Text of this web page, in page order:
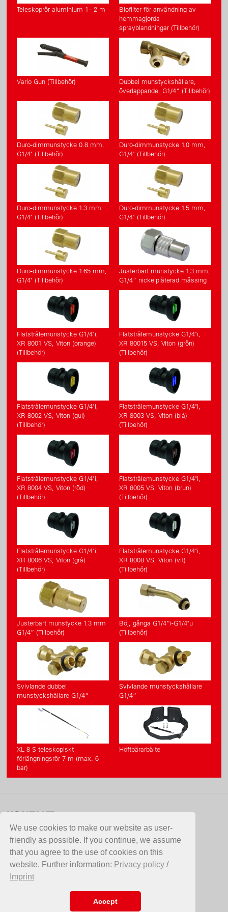
We use cookies to make our website as user-
friendly as possible. If you continue, we assume
that you agree to the use of cookies on this
website. Further information: Privacy policy /
Imprint
Accept
Teleskoprör aluminium 1 - 2 m
Biofilter för användning av
hemmagjorda
sprayblandningar (Tillbehör)
Vario Gun (Tillbehör)
Dubbel munstyckshållare,
överlappande, G1/4“ (Tillbehör)
Duro-dimmunstycke 0.8 mm,
G1/4" (Tillbehör)
Duro-dimmunstycke 1.0 mm,
G1/4" (Tillbehör)
Duro-dimmunstycke 1.3 mm,
G1/4" (Tillbehör)
Duro-dimmunstycke 1.5 mm,
G1/4" (Tillbehör)
Duro-dimmunstycke 1.65 mm,
G1/4" (Tillbehör)
Justerbart munstycke 1.3 mm,
G1/4“ nickelpläterad mässing
Flatstrålemunstycke G1/4"i,
XR 8001 VS, Viton (orange)
(Tillbehör)
Flatstrålemunstycke G1/4"i,
XR 80015 VS, Viton (grön)
(Tillbehör)
Flatstrålemunstycke G1/4"i,
XR 8002 VS, Viton (gul)
(Tillbehör)
Flatstrålemunstycke G1/4"i,
XR 8003 VS, Viton (blå)
(Tillbehör)
Flatstrålemunstycke G1/4"i,
XR 8004 VS, Viton (röd)
(Tillbehör)
Flatstrålemunstycke G1/4"i,
XR 8005 VS, Viton (brun)
(Tillbehör)
Flatstrålemunstycke G1/4"i,
XR 8006 VS, Viton (grå)
(Tillbehör)
Flatstrålemunstycke G1/4"i,
XR 8008 VS, Viton (vit)
(Tillbehör)
Justerbart munstycke 1.3 mm
G1/4” (Tillbehör)
Böj, gänga G1/4“i-G1/4"u
(Tillbehör)
Svivlande dubbel
munstyckshållare G1/4“
Svivlande munstyckshållare
G1/4“
XL 8 S teleskopiskt
förlängningsrör 7 m (max. 6
bar)
Höftbärarbälte
KONTAKT
Aspergo AB
Hammarvägen 10
387 35 Borgholm
Sverige
Telefon +46 (0)485 12050